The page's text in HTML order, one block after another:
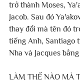
trở thành Moses,
Jacob. Sau đó
thay đổi mà tên đó
tiếng Anh, Santiago
Nha và Jacques
LÀM THẾ NÀO MÀ